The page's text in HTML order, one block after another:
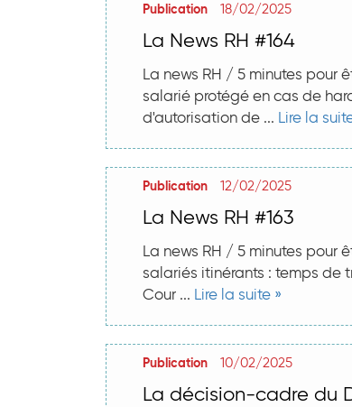
Publication 18/02/2025
La News RH #164
La news RH / 5 minutes pour
salarié protégé en cas de
d'autorisation de ... Lire la
Publication 12/02/2025
La News RH #163
La news RH / 5 minutes pour
salariés itinérants : temps de
Cour ... Lire la suite »
Publication 10/02/2025
La décision-cadre du